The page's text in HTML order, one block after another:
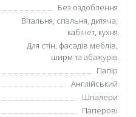
Без оздоблення
Вітальня, спальня, дитяча,
кабінет, кухня
Для стін, фасадів меблів,
ширм та абажурів
Папір
Англійський
Шпалери
Паперові